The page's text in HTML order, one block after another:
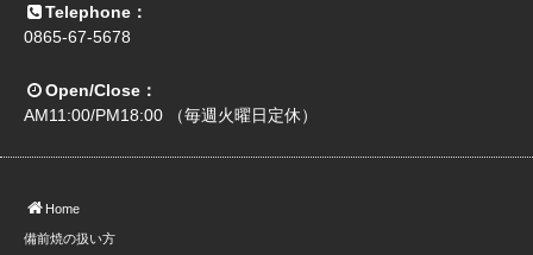
Telephone：
0865-67-5678
Open/Close：
AM11:00/PM18:00 （毎週火曜日定休）
Home
備前焼の扱い方